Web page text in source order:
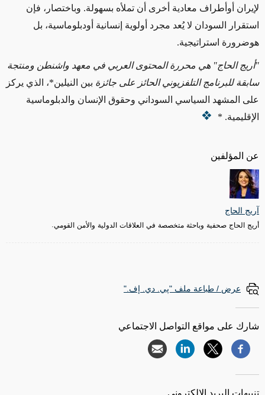
عن المؤلفين
آريج الحاج
أريج الحاج صحفية وباحثة متخصصة في العلاقات الدولية والأمن القومي.
لإيران أوأطراف معادية أخرى أن تملأه بسهولة. وباختصار، فإن
استقرار السودان لا يُعد مجرد أولوية إنسانية أودبلوماسية، بل
هوضرورة استراتيجية.
"أريج الحاج" هي محررة المحتوى العربي في معهد واشنطن ومنتجة
سابقة للبرنامج التلفزيوني الحائز على جائزة بين النيلين*، الذي يركز
على المشهد السياسي السوداني وحقوق الإنسان والدبلوماسية
الإقليمية. *
عرض / طباعة ملف "پي. دي. إف."
شارك على مواقع التواصل الاجتماعي
تنبيهات البريد الإلكتروني